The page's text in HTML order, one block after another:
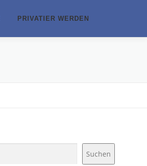
PRIVATIER WERDEN
Suchen